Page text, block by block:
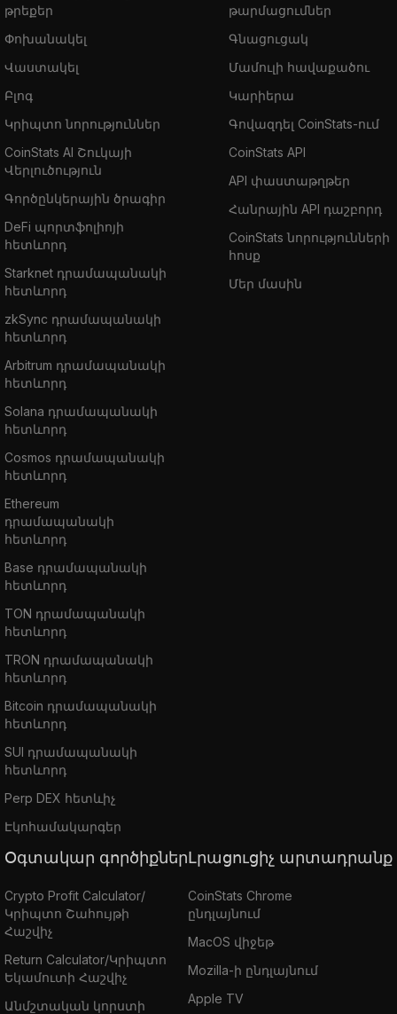
թրեքեր
Փոխանակել
Վաստակել
Բլոգ
Կրիպտո նորություններ
CoinStats AI Շուկայի
Վերլուծություն
Գործընկերային ծրագիր
DeFi պորտֆոլիոյի
հետևորդ
Starknet դրամապանակի
հետևորդ
zkSync դրամապանակի
հետևորդ
Arbitrum դրամապանակի
հետևորդ
Solana դրամապանակի
հետևորդ
Cosmos դրամապանակի
հետևորդ
Ethereum
դրամապանակի
հետևորդ
Base դրամապանակի
հետևորդ
TON դրամապանակի
հետևորդ
TRON դրամապանակի
հետևորդ
Bitcoin դրամապանակի
հետևորդ
SUI դրամապանակի
հետևորդ
Perp DEX հետևիչ
Էկոհամակարգեր
թարմացումներ
Գնացուցակ
Մամուլի հավաքածու
Կարիերա
Գովազդել CoinStats-ում
CoinStats API
API փաստաթղթեր
Հանրային API դաշբորդ
CoinStats նորությունների
հոսք
Մեր մասին
Օգտակար գործիքներ
Crypto Profit Calculator/
Կրիպտո Շահույթի
Հաշվիչ
Return Calculator/Կրիպտո
Եկամուտի Հաշվիչ
Անմշտական կորստի
Լրացուցիչ արտադրանք
CoinStats Chrome
ընդլայնում
MacOS վիջեթ
Mozilla-ի ընդլայնում
Apple TV